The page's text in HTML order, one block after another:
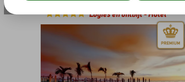
Logies en ontbijt-Hotel